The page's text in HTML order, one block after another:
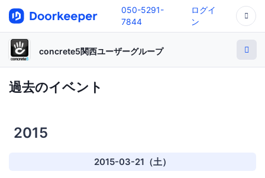
050-5291-
7844
ログイ
ン
concrete5関西ユーザーグループ
過去のイベント
2015
2015-03-21（土）